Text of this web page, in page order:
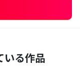
いる作品